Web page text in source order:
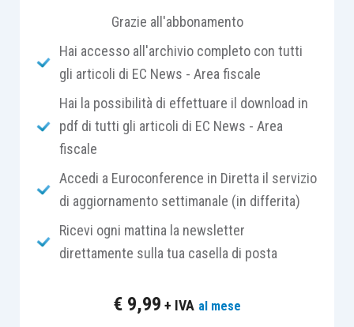
La soluzione adottata appare, però, anch’essa non
richiesta proveniente dal mondo sportivo, che
aveva proposto, in subordine alla non
approvazione, appunto ildifferimento sulla
entrata in vigoredel provvedimento (con il
conseguente obiettivo, neanche tanto recondito,
di modificarne i contenuti)si è provveduto, a
quanto consta (i testi al momento in cui sono
pubblicati in Gazzetta Ufficiale), a rinviare al 1°
luglio 2022 l’entrata in vigore della novella sul
professionistico, mentre il comunicato ufficiale
Grazie all'abbonamento
Hai accesso all'archivio completo con tutti
gli articoli di EC News - Area fiscale
Hai la possibilità di effettuare il download in
pdf di tutti gli articoli di EC News - Area
fiscale
Accedi a Euroconference in Diretta il servizio
di aggiornamento settimanale (in differita)
Ricevi ogni mattina la newsletter
direttamente sulla tua casella di posta
€ 9,99 + IVA al mese